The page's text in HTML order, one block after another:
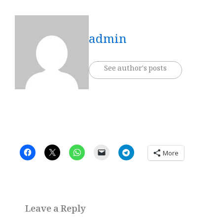
admin
See author's posts
More
Leave a Reply